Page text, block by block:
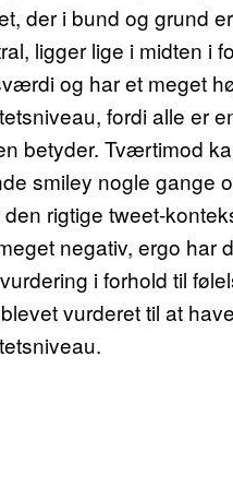
der i bund og grund
ligger lige i midten i
og har et meget
fordi alle er
betyder. Tværtimod
smiley nogle gange
den rigtige tweet-
negativ, ergo har
i forhold til
vurderet til at